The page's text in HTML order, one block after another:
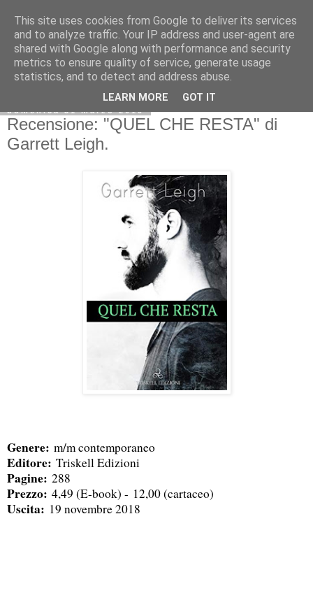
domenica 31 marzo 2019
Recensione: "QUEL CHE RESTA" di
Garrett Leigh.
Genere: m/m contemporaneo
Editore: Triskell Edizioni
Pagine: 288
Prezzo: 4,49 (E-book) - 12,00 (cartaceo)
Uscita: 19 novembre 2018
This site uses cookies from Google to deliver its services
and to analyze traffic. Your IP address and user-agent are
shared with Google along with performance and security
metrics to ensure quality of service, generate usage
statistics, and to detect and address abuse.
LEARN MORE GOT IT